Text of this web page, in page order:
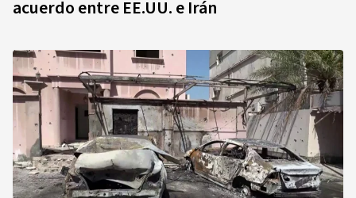
acuerdo entre EE.UU. e Irán